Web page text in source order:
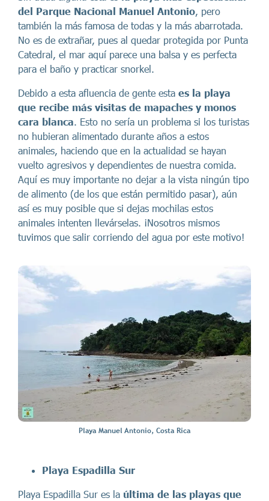
del Parque Nacional Manuel Antonio, pero
también la más famosa de todas y la más abarrotada.
No es de extrañar, pues al quedar protegida por Punta
Catedral, el mar aquí parece una balsa y es perfecta
para el baño y practicar snorkel.
Debido a esta afluencia de gente esta es la playa
que recibe más visitas de mapaches y monos
cara blanca. Esto no sería un problema si los turistas
no hubieran alimentado durante años a estos
animales, haciendo que en la actualidad se hayan
vuelto agresivos y dependientes de nuestra comida.
Aquí es muy importante no dejar a la vista ningún tipo
de alimento (de los que están permitido pasar), aún
así es muy posible que si dejas mochilas estos
animales intenten llevárselas. ¡Nosotros mismos
tuvimos que salir corriendo del agua por este motivo!
Playa Manuel Antonio, Costa Rica
Playa Espadilla Sur
Playa Espadilla Sur es la última de las playas que